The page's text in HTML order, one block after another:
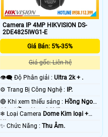
Camera IP 4MP HIKVISION DS-
2DE4825IWG1-E
Giá Bán: 5%-35%
Giá gốc: Liên hệ
👁️‍🗨 Độ Phân giải :Ultra 2k + .
⚙ Trang Bị Công Nghệ : IP.
🔴 Khi xem thiếu sáng : Hồng Ngoại
10m Hồng Ngoại SMD.
❄ Loại Camera Dome Kim loại +
Nhựa.
️✨ Chức Năng :Thu Âm.